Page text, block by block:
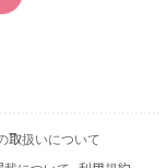
取扱いについて